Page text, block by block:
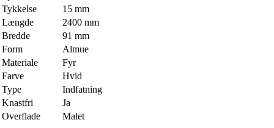
Tykkelse
15 mm
Længde
2400 mm
Bredde
91 mm
Form
Almue
Materiale
Fyr
Farve
Hvid
Type
Indfatning
Knastfri
Ja
Overflade
Malet